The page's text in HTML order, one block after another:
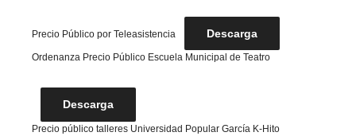
Precio Público por Teleasistencia Descarga
Ordenanza Precio Público Escuela Municipal de Teatro
Descarga
Precio público talleres Universidad Popular García K-Hito